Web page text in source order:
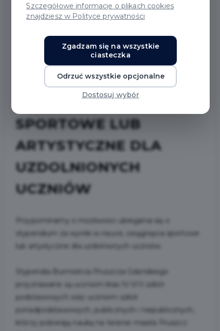
STYPENDIA
BURMISTRZA PRUSZCZA
GDAŃSKIEGO ZA
WYNIKI W NAUCE,
OSIĄGNIĘCIA
SPORTOWE LUB
ARTYSTYCZNE DLA
UZDOLNIONYCH
UCZNIÓW
Przypominamy o możliwości ubiegania się o
stypendium za wyniki w nauce, osiągnięcia sportowe
lub artystyczne dla uzdolnionych uczniów.
Stypendia Burmistrza Pruszcza Gdańskiego
przyznawane są uczniom klas IV-VIII szkół
podstawowych oraz uczniom szkół
ponadpodstawowych, publicznych i niepublicznych,
którzy pobierają naukę na terenie miasta Pruszcz
Szczegółowe informacje o plikach cookies
znajdziesz w Polityce prywatności
Zgadzam się na wszystkie
ciasteczka
Odrzuć wszystkie opcjonalne
Dostosuj wybór